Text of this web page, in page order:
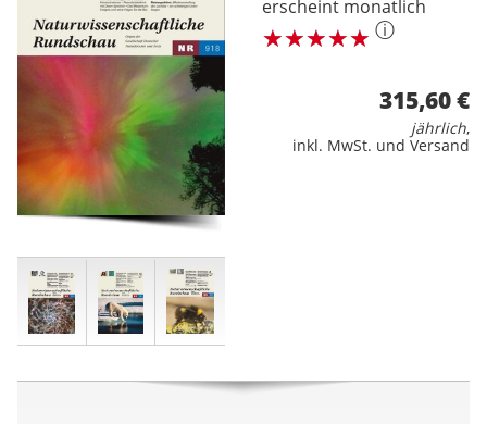
erscheint monatlich
ⓘ
315,60 €
jährlich,
inkl. MwSt. und Versand